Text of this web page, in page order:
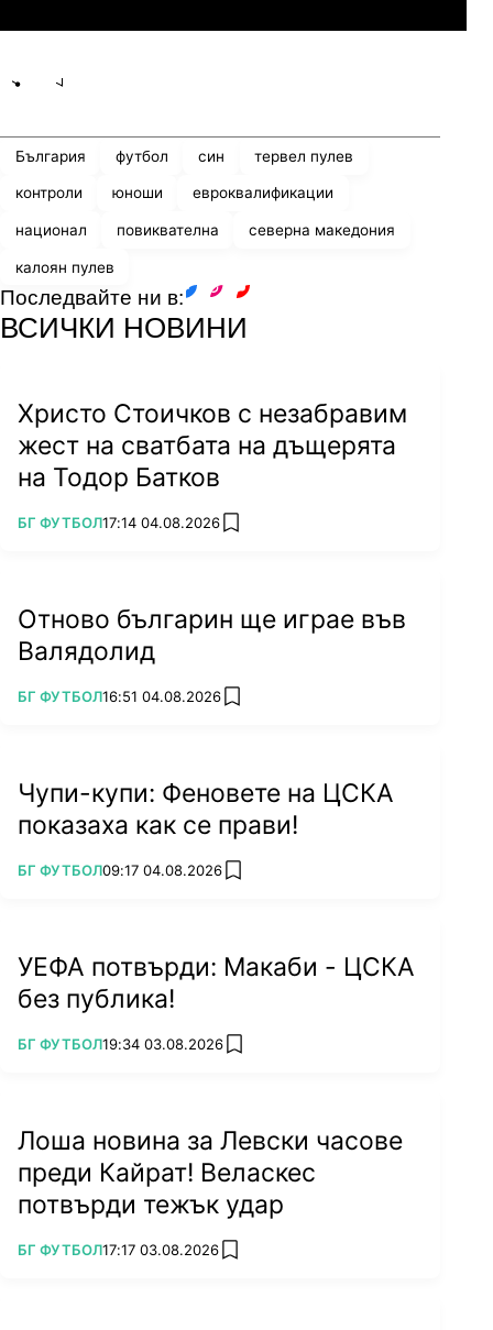
България футбол син тервел пулев
контроли юноши евроквалификации
национал повиквателна северна македония
калоян пулев
Последвайте ни в:
ВСИЧКИ НОВИНИ
Христо Стоичков с незабравим
жест на сватбата на дъщерята
на Тодор Батков
ПОВЕЧЕ ОТ
БГ ФУТБОЛ17:14 04.08.2026 add favorites
Отново българин ще играе във
Валядолид
ПОВЕЧЕ ОТ
БГ ФУТБОЛ16:51 04.08.2026 add favorites
Чупи-купи: Феновете на ЦСКА
показаха как се прави!
ПОВЕЧЕ ОТ
БГ ФУТБОЛ09:17 04.08.2026 add favorites
УЕФА потвърди: Макаби - ЦСКА
без публика!
ПОВЕЧЕ ОТ
БГ ФУТБОЛ19:34 03.08.2026 add favorites
Лоша новина за Левски часове
преди Кайрат! Веласкес
потвърди тежък удар
ПОВЕЧЕ ОТ
БГ ФУТБОЛ17:17 03.08.2026 add favorites